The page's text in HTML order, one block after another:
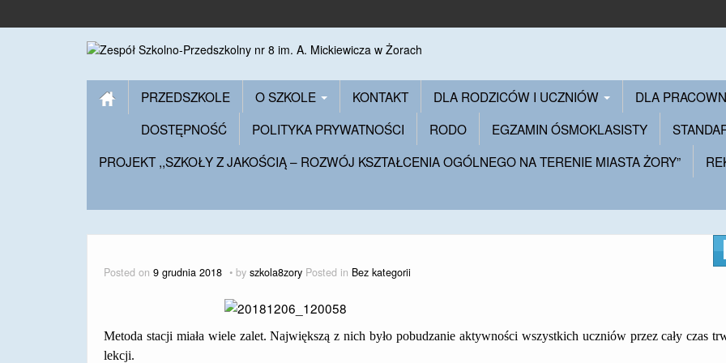
PRZEDSZKOLE O SZKOLE KONTAKT DLA RODZICÓW I UCZNIÓW DLA
DOSTĘPNOŚĆ
POLITYKA PRYWATNOŚCI RODO EGZAMIN ÓSMOKLASISTY
PROJEKT ,,SZKOŁY Z JAKOŚCIĄ – ROZWÓJ KSZTAŁCENIA OGÓLNEGO NA TERENIE MIASTA ŻORY”
Posted on 9 grudnia 2018 by szkola8zory Posted in Bez kategorii
Metoda stacji miała wiele zalet. Największą z nich było pobudzanie aktywności wszystkich uczniów przez cały czas
lekcji.